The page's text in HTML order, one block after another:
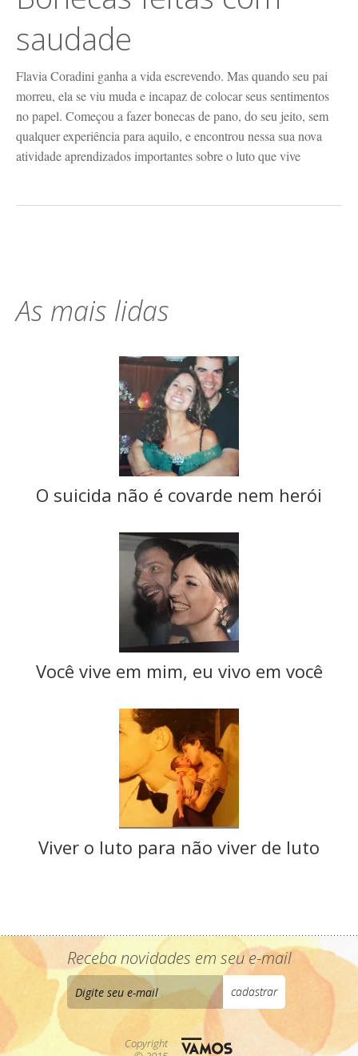
saudade
Flavia Coradini ganha a vida escrevendo. Mas quando seu pai
morreu, ela se viu muda e incapaz de colocar seus sentimentos
no papel. Começou a fazer bonecas de pano, do seu jeito, sem
qualquer experiência para aquilo, e encontrou nessa sua nova
atividade aprendizados importantes sobre o luto que vive
As mais lidas
O suicida não é covarde nem herói
Você vive em mim, eu vivo em você
Viver o luto para não viver de luto
Copyright
Receba novidades em seu e-mail